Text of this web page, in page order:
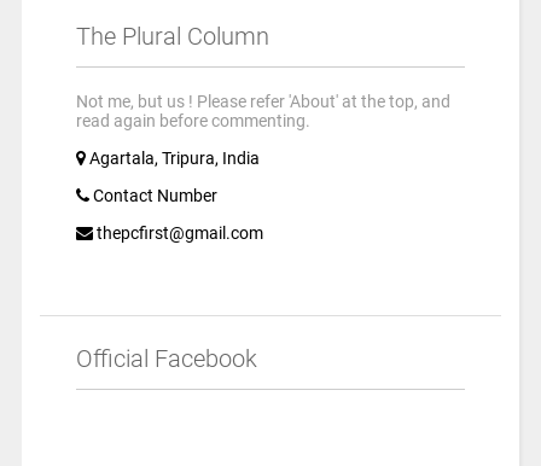
The Plural Column
Not me, but us ! Please refer 'About' at the top, and
read again before commenting.
Agartala, Tripura, India
Contact Number
thepcfirst@gmail.com
Official Facebook